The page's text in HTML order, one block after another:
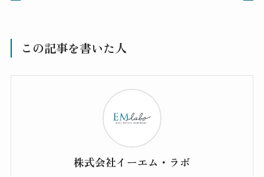
この記事を書いた人
株式会社イーエム・ラボ